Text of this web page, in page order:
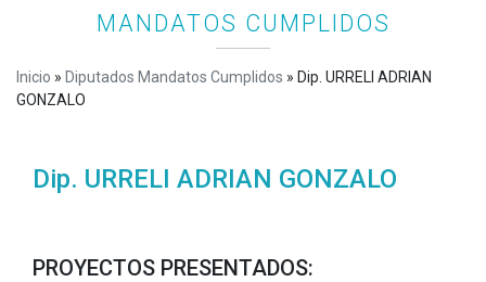
MANDATOS CUMPLIDOS
Inicio » Diputados Mandatos Cumplidos » Dip. URRELI ADRIAN
GONZALO
Dip. URRELI ADRIAN GONZALO
PROYECTOS PRESENTADOS: